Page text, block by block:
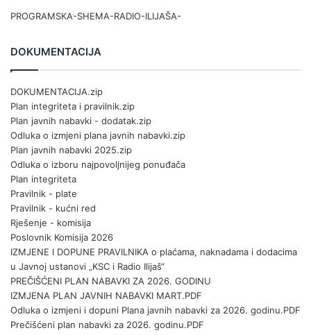
PROGRAMSKA-SHEMA-RADIO-ILIJAŠA-
DOKUMENTACIJA
DOKUMENTACIJA.zip
Plan integriteta i pravilnik.zip
Plan javnih nabavki - dodatak.zip
Odluka o izmjeni plana javnih nabavki.zip
Plan javnih nabavki 2025.zip
Odluka o izboru najpovoljnijeg ponuđača
Plan integriteta
Pravilnik - plate
Pravilnik - kućni red
Rješenje - komisija
Poslovnik Komisija 2026
IZMJENE I DOPUNE PRAVILNIKA o plaćama, naknadama i dodacima
u Javnoj ustanovi „KSC i Radio Ilijaš“
PREČIŠĆENI PLAN NABAVKI ZA 2026. GODINU
IZMJENA PLAN JAVNIH NABAVKI MART.PDF
Odluka o izmjeni i dopuni Plana javnih nabavki za 2026. godinu.PDF
Prečišćeni plan nabavki za 2026. godinu.PDF